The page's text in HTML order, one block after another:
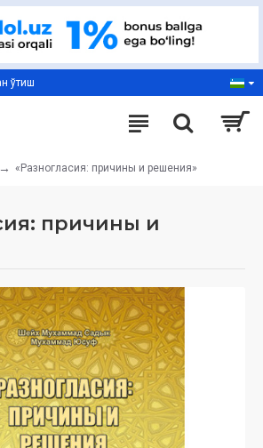
ўтиш
«Разногласия: причины и решения»
причины и